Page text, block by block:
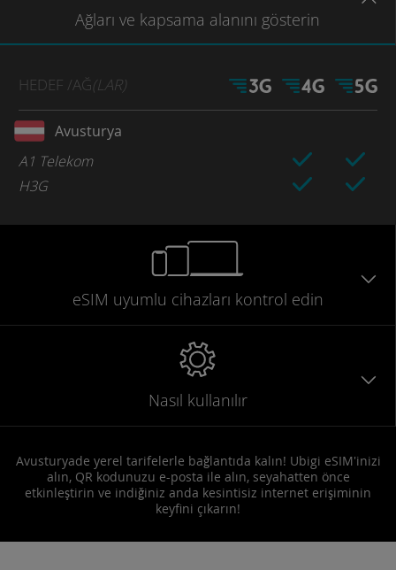
Ağları ve kapsama alanını gösterin
HEDEF /AĞ(LAR)
Avusturya
A1 Telekom
H3G
eSIM uyumlu cihazları kontrol edin
Nasıl kullanılır
Avusturyade yerel tarifelerle bağlantıda kalın! Ubigi eSIM'inizi
alın, QR kodunuzu e-posta ile alın, seyahatten önce
etkinleştirin ve indiğiniz anda kesintisiz internet erişiminin
keyfini çıkarın!